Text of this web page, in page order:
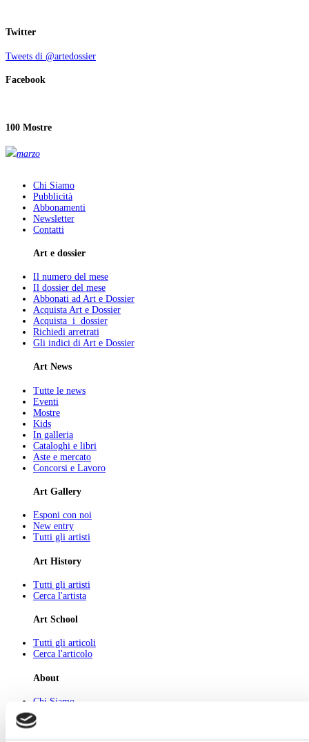
Twitter
Tweets di @artedossier
Facebook
100 Mostre
marzo
Chi Siamo
Pubblicità
Abbonamenti
Newsletter
Contatti
Art e dossier
Il numero del mese
Il dossier del mese
Abbonati ad Art e Dossier
Acquista Art e Dossier
Acquista i dossier
Richiedi arretrati
Gli indici di Art e Dossier
Art News
Tutte le news
Eventi
Mostre
Kids
In galleria
Cataloghi e libri
Aste e mercato
Concorsi e Lavoro
Art Gallery
Esponi con noi
New entry
Tutti gli artisti
Art History
Tutti gli artisti
Cerca l'artista
Art School
Tutti gli articoli
Cerca l'articolo
About
Chi Siamo
Pubblicità
Newsletter